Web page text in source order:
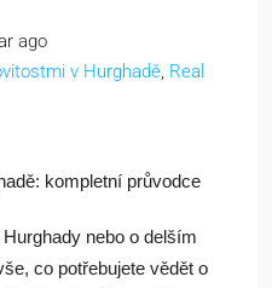
ago
v Hurghadě, Real
kompletní průvodce
nebo o delším
co potřebujete vědět o